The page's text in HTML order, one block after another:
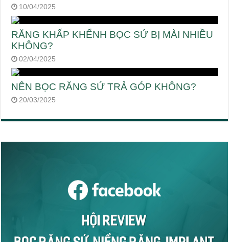
10/04/2025
RĂNG KHẤP KHỂNH BỌC SỨ BỊ MÀI NHIỀU
KHÔNG?
02/04/2025
NÊN BỌC RĂNG SỨ TRẢ GÓP KHÔNG?
20/03/2025